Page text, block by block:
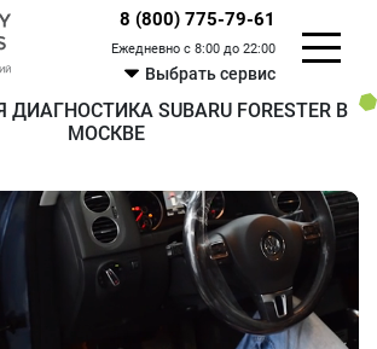
8 (800) 775-79-61
Ежедневно с 8:00 до 22:00
Выбрать сервис
SUBARU FORESTER В
МОСКВЕ